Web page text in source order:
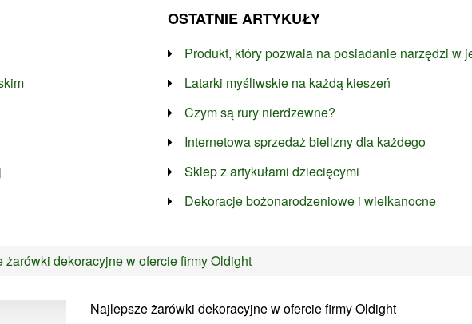
OSTATNIE ARTYKUŁY
Produkt, który pozwala na posiadanie narzędzi w
Latarki myśliwskie na każdą kieszeń
Czym są rury nierdzewne?
Internetowa sprzedaż bielizny dla każdego
Sklep z artykułami dziecięcymi
Dekoracje bożonarodzeniowe i wielkanocne
żarówki dekoracyjne w ofercie firmy Oldight
Najlepsze żarówki dekoracyjne w ofercie firmy Oldight